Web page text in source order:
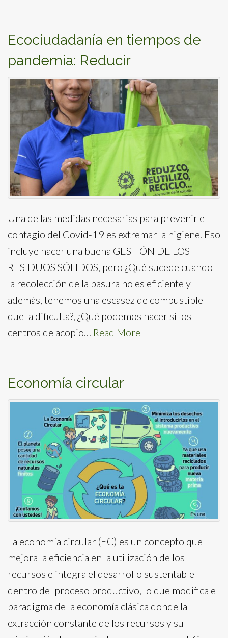
Ecociudadanía en tiempos de
pandemia: Reducir
Una de las medidas necesarias para prevenir el
contagio del Covid-19 es extremar la higiene. Eso
incluye hacer una buena GESTIÓN DE LOS
RESIDUOS SÓLIDOS, pero ¿Qué sucede cuando
la recolección de la basura no es eficiente y
además, tenemos una escasez de combustible
que la dificulta?, ¿Qué podemos hacer si los
centros de acopio… Read More
Economía circular
La economía circular (EC) es un concepto que
mejora la eficiencia en la utilización de los
recursos e integra el desarrollo sustentable
dentro del proceso productivo, lo que modifica el
paradigma de la economía clásica donde la
extracción constante de los recursos y su